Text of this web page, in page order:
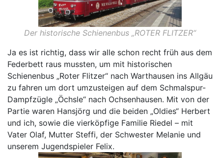
Der historische Schienenbus „ROTER FLITZER“
Ja es ist richtig, dass wir alle schon recht früh aus dem
Federbett raus mussten, um mit historischen
Schienenbus „Roter Flitzer“ nach Warthausen ins Allgäu
zu fahren um dort umzusteigen auf dem Schmalspur-
Dampfzügle „Öchsle“ nach Ochsenhausen. Mit von der
Partie waren Hansjörg und die beiden „Oldies“ Herbert
und ich, sowie die vierköpfige Familie Riedel – mit
Vater Olaf, Mutter Steffi, der Schwester Melanie und
unserem Jugendspieler Felix.